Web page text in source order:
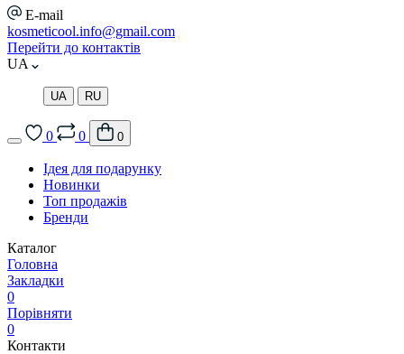
E-mail
kosmeticool.info@gmail.com
Перейти до контактів
UA
UA RU
0 0 0
Ідея для подарунку
Новинки
Топ продажів
Бренди
Каталог
Головна
Закладки
0
Порівняти
0
Контакти